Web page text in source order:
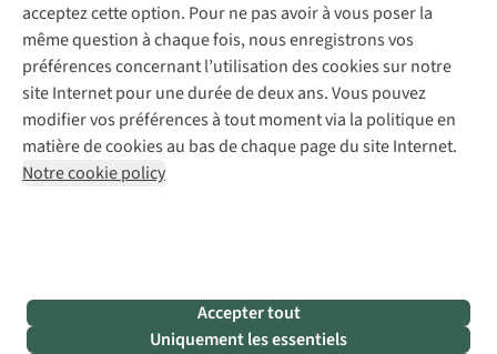
acceptez cette option. Pour ne pas avoir à vous poser la
même question à chaque fois, nous enregistrons vos
préférences concernant l’utilisation des cookies sur notre
site Internet pour une durée de deux ans. Vous pouvez
modifier vos préférences à tout moment via la politique en
matière de cookies au bas de chaque page du site Internet.
Notre cookie policy
Accepter tout
Uniquement les essentiels
Mentions légales
Politique de confidentialité
Conditions générales
Cookie Policy